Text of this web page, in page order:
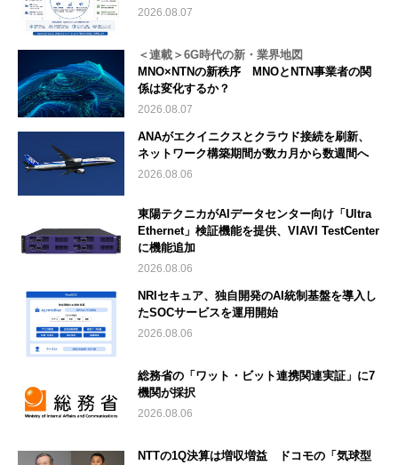
2026.08.07
＜連載＞6G時代の新・業界地図
MNO×NTNの新秩序 MNOとNTN事業者の関
係は変化するか？
2026.08.07
ANAがエクイニクスとクラウド接続を刷新、
ネットワーク構築期間が数カ月から数週間へ
2026.08.06
東陽テクニカがAIデータセンター向け「Ultra
Ethernet」検証機能を提供、VIAVI TestCenter
に機能追加
2026.08.06
NRIセキュア、独自開発のAI統制基盤を導入し
たSOCサービスを運用開始
2026.08.06
総務省の「ワット・ビット連携関連実証」に7
機関が採択
2026.08.06
NTTの1Q決算は増収増益 ドコモの「気球型